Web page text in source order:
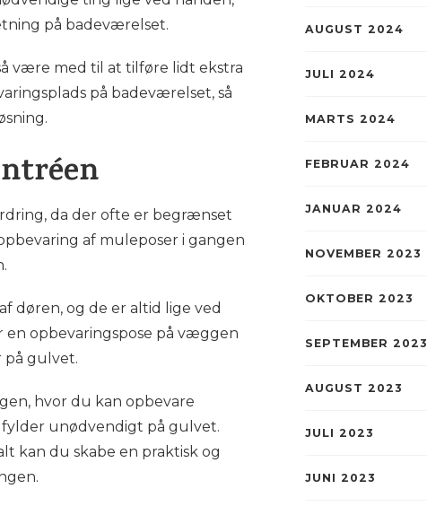
på badeværelset.
være med til at tilføre lidt ekstra
på badeværelset, så
da der ofte er begrænset
af muleposer i gangen
døren, og de er altid lige ved
opbevaringspose på væggen
på gulvet.
hvor du kan opbevare
fylder unødvendigt på gulvet.
kan du skabe en praktisk og
AUGUST 2024
JULI 2024
MARTS 2024
FEBRUAR 2024
JANUAR 2024
NOVEMBER 2023
OKTOBER 2023
SEPTEMBER 2023
AUGUST 2023
JULI 2023
JUNI 2023